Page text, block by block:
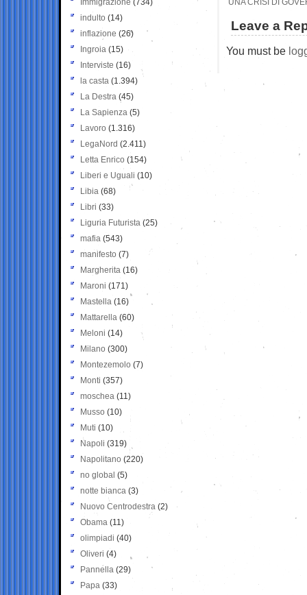
UNA CRISI DI
Leave a
You must be
Immigrazione (734)
indulto (14)
inflazione (26)
Ingroia (15)
Interviste (16)
la casta (1.394)
La Destra (45)
La Sapienza (5)
Lavoro (1.316)
LegaNord (2.411)
Letta Enrico (154)
Liberi e Uguali (10)
Libia (68)
Libri (33)
Liguria Futurista (25)
mafia (543)
manifesto (7)
Margherita (16)
Maroni (171)
Mastella (16)
Mattarella (60)
Meloni (14)
Milano (300)
Montezemolo (7)
Monti (357)
moschea (11)
Musso (10)
Muti (10)
Napoli (319)
Napolitano (220)
no global (5)
notte bianca (3)
Nuovo Centrodestra (2)
Obama (11)
olimpiadi (40)
Oliveri (4)
Pannella (29)
Papa (33)